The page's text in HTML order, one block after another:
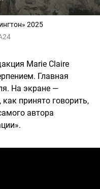
2025
Marie Claire
Главная
На экране —
как принято говорить,
автора